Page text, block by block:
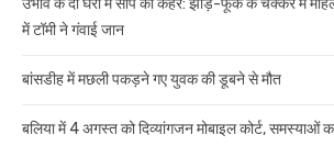
उभांव के दो घरों में सांप का कहर: झाड़-फूंक के चक्कर में महिला
में टॉमी ने गंवाई जान
बांसडीह में मछली पकड़ने गए युवक की डूबने से मौत
बलिया में 4 अगस्त को दिव्यांगजन मोबाइल कोर्ट, समस्याओं